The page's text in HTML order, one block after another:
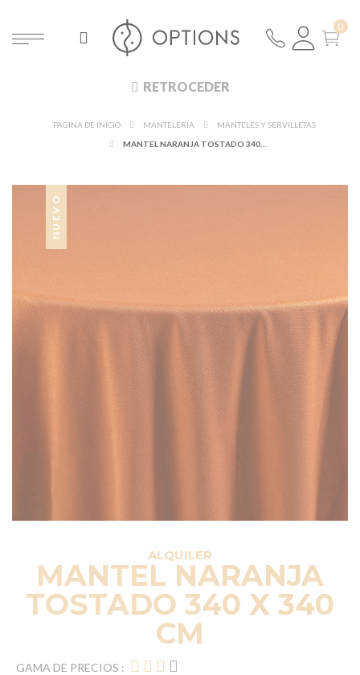
RETROCEDER
PÁGINA DE INICIO MANTELERÍA
MANTELES Y SERVILLETAS
ALQUILER
MANTEL NARANJA
TOSTADO 340 X 340
CM
GAMA DE PRECIOS :
NUEVO